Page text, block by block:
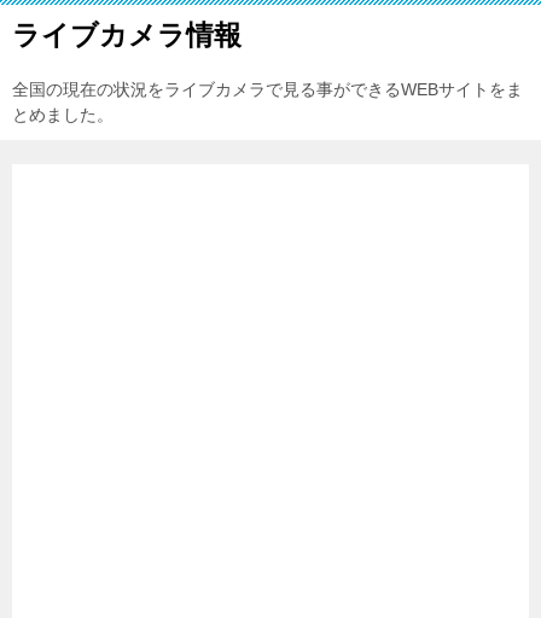
ライブカメラ情報
全国の現在の状況をライブカメラで見る事ができるWEBサイトをま
とめました。